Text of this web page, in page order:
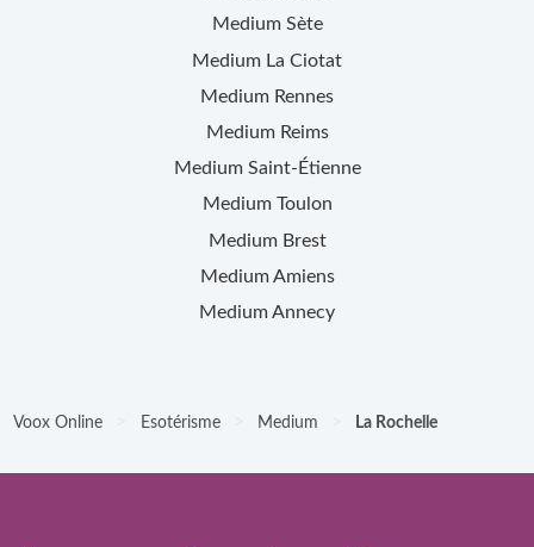
Medium Sète
Medium La Ciotat
Medium Rennes
Medium Reims
Medium Saint-Étienne
Medium Toulon
Medium Brest
MediumAmiens
MediumAnnecy
Voox Online Esotérisme Medium La Rochelle